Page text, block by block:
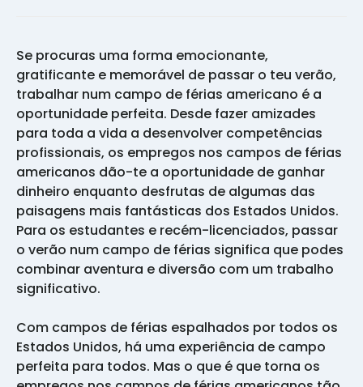
Se procuras uma forma emocionante,
gratificante e memorável de passar o teu verão,
trabalhar num campo de férias americano é a
oportunidade perfeita. Desde fazer amizades
para toda a vida a desenvolver competências
profissionais, os empregos nos campos de férias
americanos dão-te a oportunidade de ganhar
dinheiro enquanto desfrutas de algumas das
paisagens mais fantásticas dos Estados Unidos.
Para os estudantes e recém-licenciados, passar
o verão num campo de férias significa que podes
combinar aventura e diversão com um trabalho
significativo.
Com campos de férias espalhados por todos os
Estados Unidos, há uma experiência de campo
perfeita para todos. Mas o que é que torna os